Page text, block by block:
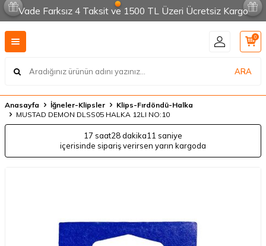
Vade Farksız 4 Taksit ve 1500 TL Üzeri Ücretsiz Kargo
ARA
0
Anasayfa İğneler-Klipsler
Klips-Fırdöndü-Halka
MUSTAD DEMON DLSS05 HALKA 12LI NO:10
17 saat28 dakika11 saniye
içerisinde sipariş verirsen yarın kargoda